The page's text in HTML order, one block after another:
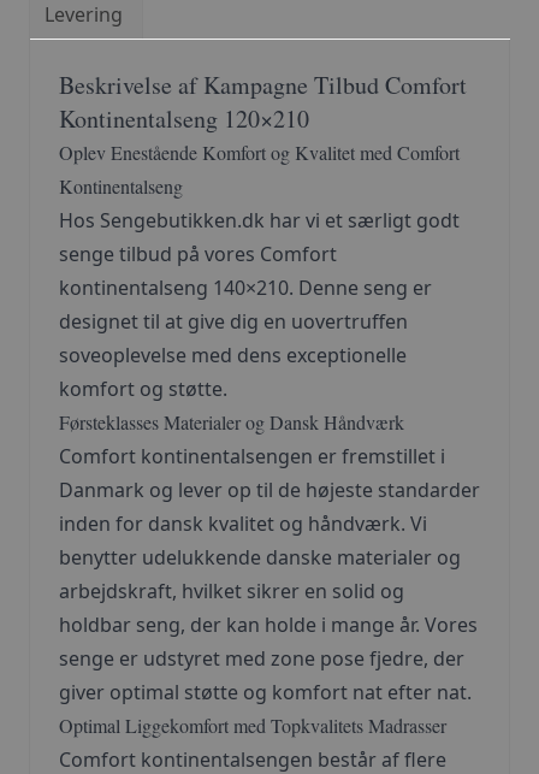
Levering
Beskrivelse af Kampagne Tilbud Comfort
Kontinentalseng 120×210
Oplev Enestående Komfort og Kvalitet med Comfort
Kontinentalseng
Hos Sengebutikken.dk har vi et særligt godt
senge tilbud på vores Comfort
kontinentalseng 140×210. Denne seng er
designet til at give dig en uovertruffen
soveoplevelse med dens exceptionelle
komfort og støtte.
Førsteklasses Materialer og Dansk Håndværk
Comfort kontinentalsengen er fremstillet i
Danmark og lever op til de højeste standarder
inden for dansk kvalitet og håndværk. Vi
benytter udelukkende danske materialer og
arbejdskraft, hvilket sikrer en solid og
holdbar seng, der kan holde i mange år. Vores
senge er udstyret med zone pose fjedre, der
giver optimal støtte og komfort nat efter nat.
Optimal Liggekomfort med Topkvalitets Madrasser
Comfort kontinentalsengen består af flere